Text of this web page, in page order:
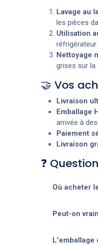
Lavage au
les pièces
Utilisation
Nettoyage
grises sur la
🤝 Vos
Livraison
Emballage
arrivée à
Paiement
Livraison
❓
Où acheter
Peut-on
L'emballage